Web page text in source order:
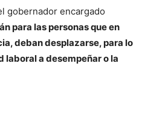
gobernador encargado
para las personas que en
deban desplazarse, para lo
laboral a desempeñar o la